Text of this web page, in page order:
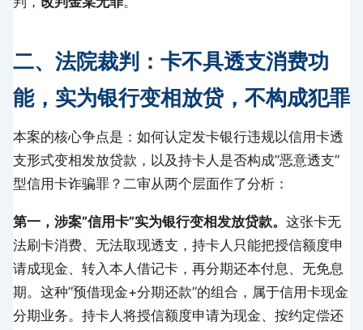
二、法院裁判：卡不具透支消费功
能，实为银行变相放贷，不构成犯罪
本案的核心争点是：如何认定发卡银行违规以信用卡透
支形式变相发放贷款，以及持卡人是否构成”恶意透支”
型信用卡诈骗罪？二审从两个层面作了分析：
第一，涉案”信用卡”实为银行变相发放贷款。 这张卡无
法刷卡消费、无法取现透支，持卡人只能把授信额度申
请成现金、转入本人借记卡，再分期还本付息、无免息
期。这种”预借现金+分期还款”的组合，属于信用卡现金
分期业务。持卡人将授信额度申请为现金、按约定偿还